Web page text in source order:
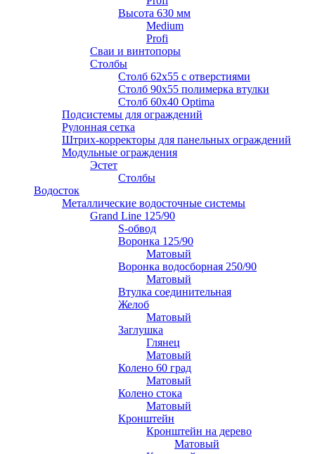
Высота 630 мм
Medium
Profi
Сваи и винтопоры
Столбы
Cтолб 62х55 с отверстиями
Cтолб 90х55 полимерка втулки
Столб 60х40 Optima
Подсистемы для ограждений
Рулонная сетка
Штрих-корректоры для панельных ограждений
Модульные ограждения
Эстет
Столбы
Водосток
Металлические водосточные системы
Grand Line 125/90
S-обвод
Воронка 125/90
Матовый
Воронка водосборная 250/90
Матовый
Втулка соединительная
Желоб
Матовый
Заглушка
Глянец
Матовый
Колено 60 град
Матовый
Колено стока
Матовый
Кронштейн
Кронштейн на дерево
Матовый